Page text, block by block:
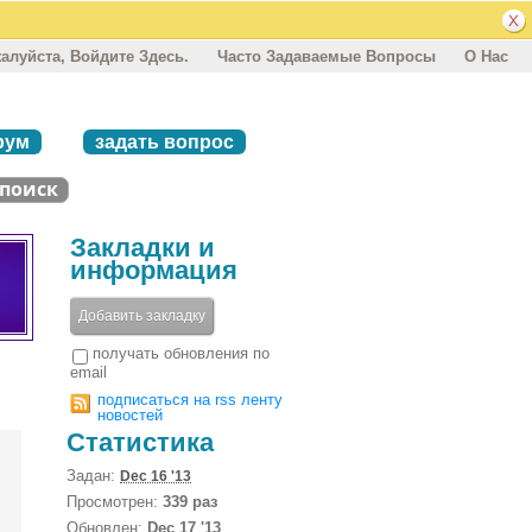
Войдите Здесь. Часто Задаваемые Вопросы О Нас
задать вопрос
Закладки и
информация
Добавить закладку
получать обновления по
email
подписаться на rss ленту
новостей
Статистика
Задан: Dec 16 '13
Просмотрен: 339 раз
Обновлен: Dec 17 '13